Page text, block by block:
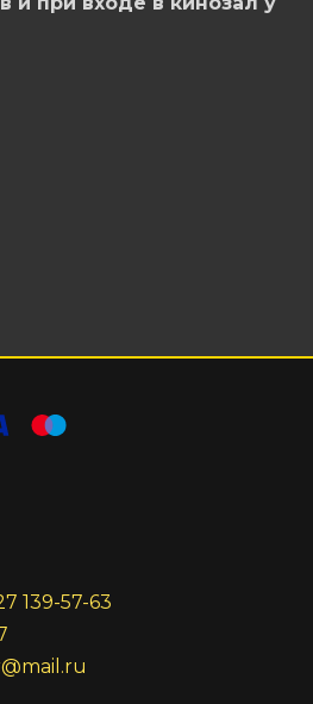
139-57-63